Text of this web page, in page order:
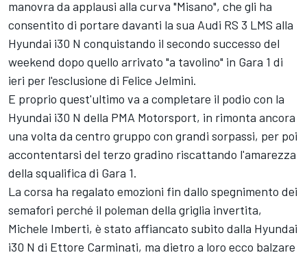
manovra da applausi alla curva "Misano", che gli ha
consentito di portare davanti la sua Audi RS 3 LMS alla
Hyundai i30 N conquistando il secondo successo del
weekend dopo quello arrivato "a tavolino" in Gara 1 di
ieri per l'esclusione di Felice Jelmini.
E proprio quest'ultimo va a completare il podio con la
Hyundai i30 N della PMA Motorsport, in rimonta ancora
una volta da centro gruppo con grandi sorpassi, per poi
accontentarsi del terzo gradino riscattando l'amarezza
della squalifica di Gara 1.
La corsa ha regalato emozioni fin dallo spegnimento dei
semafori perché il poleman della griglia invertita,
Michele Imberti, è stato affiancato subito dalla Hyundai
i30 N di Ettore Carminati, ma dietro a loro ecco balzare